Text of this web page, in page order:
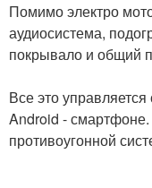
Помимо электро
аудиосистема,
покрывало и общий
Все это
Android -
противоугонной